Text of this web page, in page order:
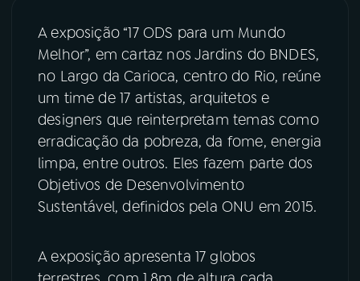
06VIDEOCASTS
ÚLTIMAS
08PRÊMIO RÁDIO MEC
ACOMPANHE A RÁDIO MEC
Instagram X
A exposição “17 ODS para um Mundo
Melhor”, em cartaz nos Jardins do BNDES,
no Largo da Carioca, centro do Rio, reúne
um time de 17 artistas, arquitetos e
designers que reinterpretam temas como
erradicação da pobreza, da fome, energia
limpa, entre outros. Eles fazem parte dos
Objetivos de Desenvolvimento
Sustentável, definidos pela ONU em 2015.
A exposição apresenta 17 globos